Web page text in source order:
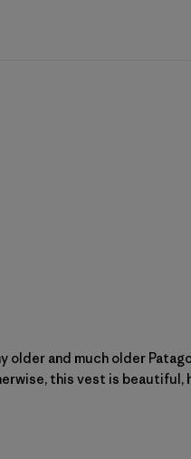
older and much older
this vest is